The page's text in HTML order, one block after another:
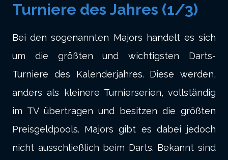
Turniere des Jahres (1/3)
Bei den sogenannten Majors handelt es sich
um die größten und wichtigsten Darts-
Turniere des Kalenderjahres. Diese werden,
anders als kleinere Turnierserien, vollständig
im TV übertragen und besitzen die größten
Preisgeldpools. Majors gibt es dabei jedoch
nicht ausschließlich beim Darts. Bekannt sind